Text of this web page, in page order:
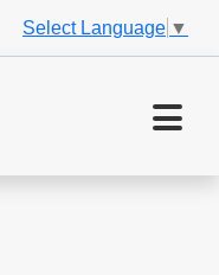
Select Language ▼